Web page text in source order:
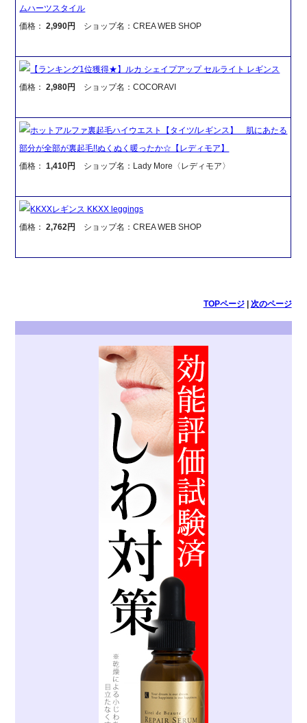
ムハーツスタイル
価格：2,990円 ショップ名：CREA WEB SHOP
【ランキング1位獲得★】ルカ シェイプアップ セルライト レギンス
価格：2,980円 ショップ名：COCORAVI
ホットアルファ裏起毛ハイウエスト【タイツ/レギンス】 肌にあたる
部分が全部が裏起毛!!ぬくぬく暖ったか☆【レディモア】
価格：1,410円 ショップ名：Lady More〈レディモア〉
KKXXレギンス KKXX leggings
価格：2,762円 ショップ名：CREA WEB SHOP
TOPページ| 次のページ